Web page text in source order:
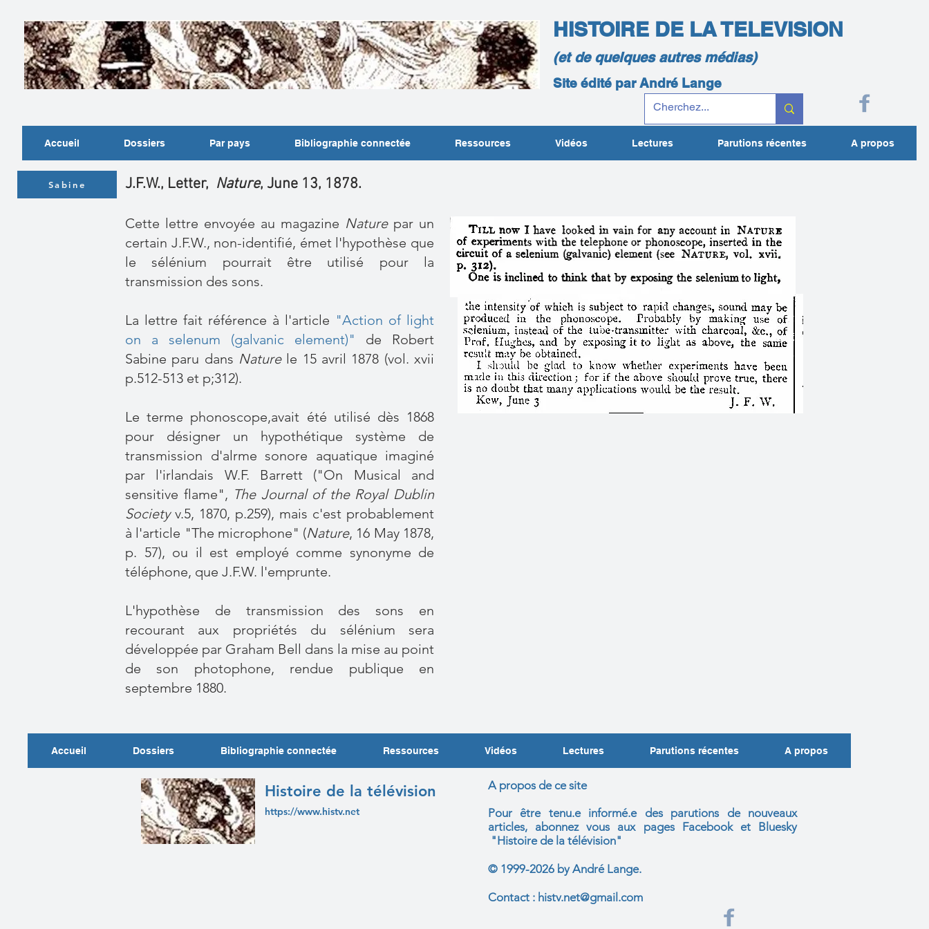
HISTOIRE DE LA TELEVISION
(et de quelques autres médias)
Site édité par André Lange
Accueil Dossiers Par pays Bibliographie connectée Ressources Vidéos Lectures Parutions récentes A propos
Sabine J.F.W., Letter, Nature, June 13, 1878.
Cette lettre envoyée au magazine Naturepar un
certain J.F.W., non-identifié, émet l'hypothèse que
lesélénium pourrait être utilisé pour la
transmission des sons.
La lettre fait référence à l'article "Action of light
on a selenum (galvanic element)"
de Robert
Sabine paru dans Naturele 15 avril 1878 (vol. xvii
p.512-513 et p;312).
Le terme phonoscope,avait été utilisé dès 1868
pour désigner un hypothétique système de
transmission d'alrme sonore aquatique imaginé
par l'irlandais W.F. Barrett ("On Musical and
sensitive flame", The Journal of the Royal Dublin
Societyv.5, 1870, p.259), mais c'est probablement
à l'article "The microphone" (Nature, 16 May 1878,
p. 57), ou il est employé comme synonyme de
téléphone, que J.F.W. l'emprunte.
L'hypothèse de transmission des sons en
recourant aux propriétés du sélénium sera
développée par Graham Bell dans la mise au point
de son photophone, rendue publique en
septembre 1880.
Accueil Dossiers Bibliographie connectée Ressources Vidéos Lectures Parutions récentes A propos
Histoire de la télévision
https://www.histv.net
A propos de ce site
Pour être tenu.e informé.e des parutions de nouveaux
articles, abonnez vous aux pages Facebook et Bluesky
"Histoire de la télévision"
© 1999-2026 by André Lange.
Contact : histv.net@gmail.com